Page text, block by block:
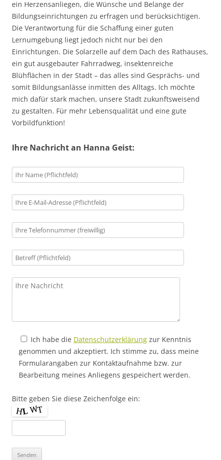
ein Herzensanliegen, die Wünsche und Belange der
Bildungseinrichtungen zu erfragen und berücksichtigen.
Die Verantwortung für die Schaffung einer guten
Lernumgebung liegt jedoch nicht nur bei den
Einrichtungen. Die Solarzelle auf dem Dach des Rathauses,
ein gut ausgebauter Fahrradweg, insektenreiche
Blühflächen in der Stadt – das alles sind Gesprächs- und
somit Bildungsanlässe inmitten des Alltags. Ich möchte
mich dafür stark machen, unsere Stadt zukunftsweisend
zu gestalten. Für mehr Lebensqualität und eine gute
Vorbildfunktion!
Ihre Nachricht an Hanna Geist:
Ich habe die Datenschutzerklärung zur Kenntnis
genommen und akzeptiert. Ich stimme zu, dass meine
Formularangaben zur Kontaktaufnahme bzw. zur
Bearbeitung meines Anliegens gespeichert werden.
Bitte geben Sie diese Zeichenfolge ein: